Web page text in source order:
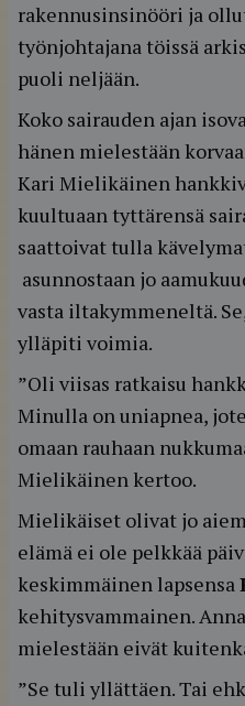
rakennusinsinööri ja
työnjohtajana töissä
puoli neljään.
Koko sairauden ajan
hänen mielestään
Kari Mielikäinen
kuultuaan tyttärensä
saattoivat tulla
asunnostaan jo
vasta iltakymmeneltä.
ylläpiti voimia.
”Oli viisas ratkaisu
Minulla on uniapnea,
omaan rauhaan
Mielikäinen kertoo.
Mielikäiset olivat jo
elämä ei ole pelkkää
keskimmäinen lapsensa
kehitysvammainen.
mielestään eivät
”Se tuli yllättäen. Tai